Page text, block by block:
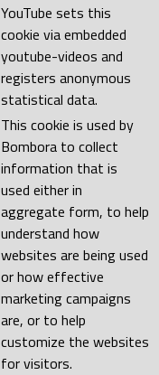
YouTube sets this
cookie via embedded
youtube-videos and
registers anonymous
statistical data.
This cookie is used by
Bombora to collect
information that is
used either in
aggregate form, to help
understand how
websites are being used
or how effective
marketing campaigns
are, or to help
customize the websites
for visitors.